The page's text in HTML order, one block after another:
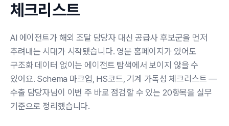
체크리스트
AI 에이전트가 해외 조달 담당자 대신 공급사 후보군을 먼저
추려내는 시대가 시작됐습니다. 영문 홈페이지가 있어도
구조화 데이터 없이는 에이전트 탐색에서 보이지 않을 수
있어요. Schema 마크업, HS코드, 기계 가독성 체크리스트 —
수출 담당자님이 이번 주 바로 점검할 수 있는 20항목을 실무
기준으로 정리했습니다.